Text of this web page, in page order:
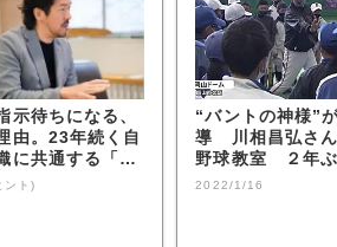
示待ちになる、
由。23年続く自
に共通する「3
」
ント)
“バントの神様”
導 川相昌弘さ
野球教室 ２年
【岡山・岡山...
2022/1/16